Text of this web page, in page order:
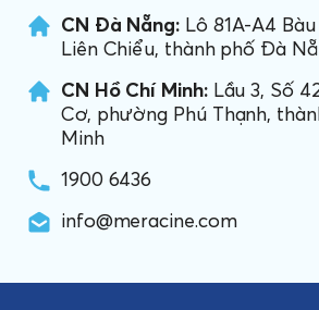
CN Đà Nẵng: Lô 81A-A4
Liên Chiểu, thành phố Đà
CN Hồ Chí Minh:Lầu 3, Số
Cơ, phường Phú Thạnh,
Minh
1900 6436
info@meracine.com